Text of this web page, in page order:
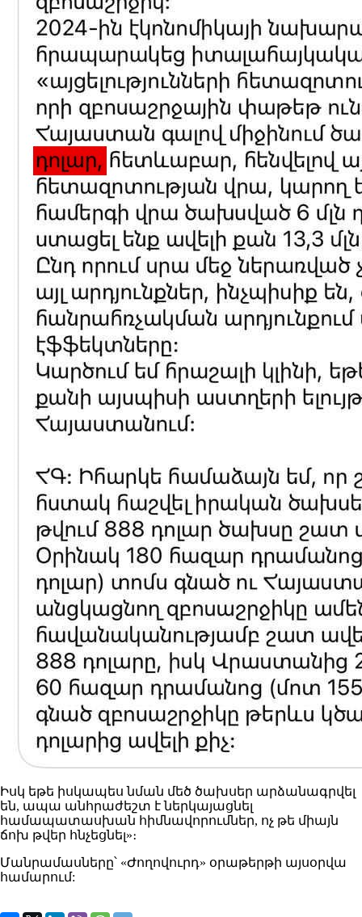
Իսկ եթե իսկապես նման մեծ ծախսեր արձանագրվել
են, ապա անհրաժեշտ է ներկայացնել
համապատասխան հիմնավորումներ, ոչ թե միայն
ճոխ թվեր հնչեցնել»։
Մանրամասները՝ «Ժողովուրդ» օրաթերթի այսօրվա
համարում: